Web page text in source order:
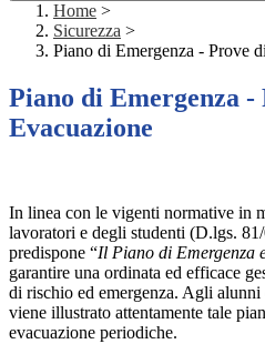
Home >
Sicurezza >
Piano di Emergenza - Prove
Piano di Emergenza -
Evacuazione
In linea con le vigenti normative in
lavoratori e degli studenti (D.lgs.
predispone “Il Piano di Emergenza
garantire una ordinata ed efficace
di rischio ed emergenza. Agli
viene illustrato attentamente tale
evacuazione periodiche.